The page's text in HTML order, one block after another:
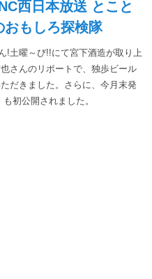
西日本放送 とこと
もしろ探検隊
!土曜～び!!にて宮下酒造が取り上
さんのリポートで、独歩ビール
だきました。さらに、今月末発
初公開されました。